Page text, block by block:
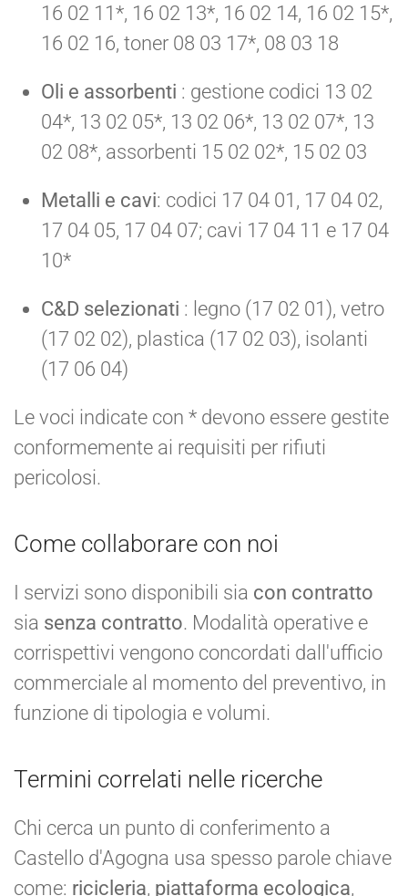
16 02 11*, 16 02 13*, 16 02 14, 16 02 15*,
16 02 16, toner 08 03 17*, 08 03 18
Oli e assorbenti : gestione codici 13 02
04*, 13 02 05*, 13 02 06*, 13 02 07*, 13
02 08*, assorbenti 15 02 02*, 15 02 03
Metalli e cavi: codici 17 04 01, 17 04 02,
17 04 05, 17 04 07; cavi 17 04 11 e 17 04
10*
C&D selezionati : legno (17 02 01), vetro
(17 02 02), plastica (17 02 03), isolanti
(17 06 04)
Le voci indicate con * devono essere gestite
conformemente ai requisiti per rifiuti
pericolosi.
Come collaborare con noi
I servizi sono disponibili sia con contratto
sia senza contratto. Modalità operative e
corrispettivi vengono concordati dall'ufficio
commerciale al momento del preventivo, in
funzione di tipologia e volumi.
Termini correlati nelle ricerche
Chi cerca un punto di conferimento a
Castello d'Agogna usa spesso parole chiave
come: ricicleria, piattaforma ecologica,